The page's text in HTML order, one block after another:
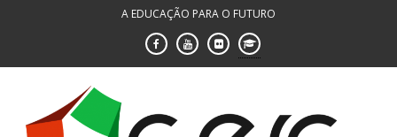
A EDUCAÇÃO PARA O FUTURO